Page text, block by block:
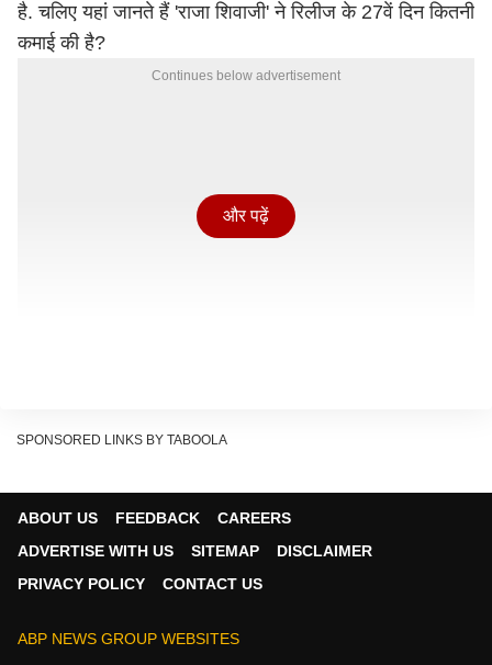
है. चलिए यहां जानते हैं 'राजा शिवाजी' ने रिलीज के 27वें दिन कितनी
कमाई की है?
Continues below advertisement
भी दर्शकों को सिनेमाघरों तक खींचने में कामयाब हो रही है. दरअसल
और पढ़ें
SPONSORED LINKS BY TABOOLA
ABOUT US FEEDBACK
CAREERS
ADVERTISE WITH US
SITEMAP
DISCLAIMER
PRIVACY POLICY
CONTACT US
ABP NEWS GROUP WEBSITES